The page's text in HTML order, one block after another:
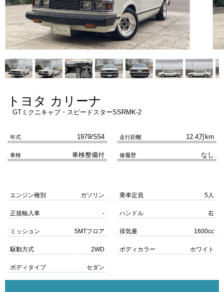
トヨタ カリーナ
GTミクニキャブ・スピードスターSSRMK-2
年式 1979/S54 走行距離 12.4万km
車検 車検整備付 修履歴 なし
エンジン種別 ガソリン 乗車定員 5人
正規輸入車 - ハンドル 右
ミッション 5MTフロア 排気量 1600cc
駆動方式 2WD ボディカラー ホワイト
ボディタイプ セダン